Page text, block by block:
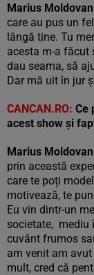
Marius Moldovan
care au pus un
lângă tine. Tu
acesta m-a făcut
dau seama, să
Dar mă uit în jur
CANCAN.RO: Ce
acest show și
Marius Moldovan
prin această
care te poți
motivează, te
Eu vin dintr-un
societate, mediu
cuvânt frumos
am venit am
mult, cred că